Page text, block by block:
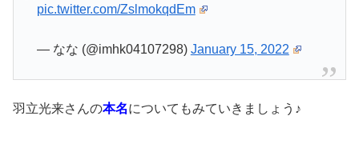
pic.twitter.com/ZslmokqdEm
— なな (@imhk04107298) January 15, 2022
羽立光来さんの本名についてもみていきましょう♪